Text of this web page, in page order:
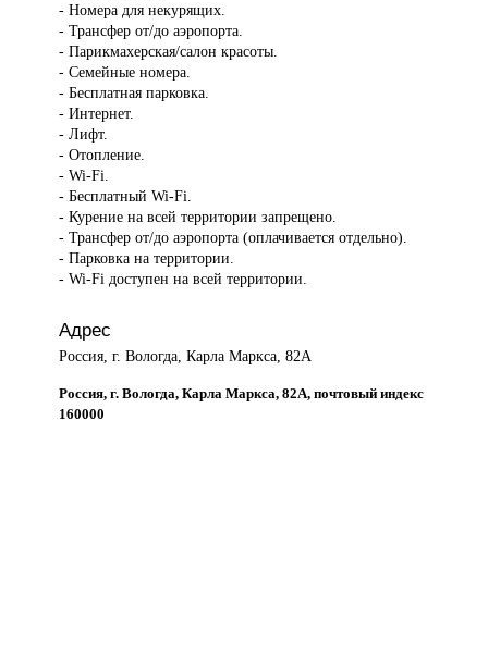
- Номера для некурящих.
- Трансфер от/до аэропорта.
- Парикмахерская/салон красоты.
- Семейные номера.
- Бесплатная парковка.
- Интернет.
- Лифт.
- Отопление.
- Wi-Fi.
- Бесплатный Wi-Fi.
- Курение на всей территории запрещено.
- Трансфер от/до аэропорта (оплачивается отдельно).
- Парковка на территории.
- Wi-Fi доступен на всей территории.
Адрес
Россия, г. Вологда, Карла Маркса, 82А
Россия, г. Вологда, Карла Маркса, 82А, почтовый индекс
160000